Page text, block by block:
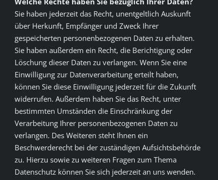
Sie haben jederzeit das Recht, unentgeltlich Auskunft
über Herkunft, Empfänger und Zweck Ihrer
gespeicherten personenbezogenen Daten zu erhalten.
Sie haben außerdem ein Recht, die Berichtigung oder
Löschung dieser Daten zu verlangen. Wenn Sie eine
Einwilligung zur Datenverarbeitung erteilt haben,
können Sie diese Einwilligung jederzeit für die Zukunft
widerrufen. Außerdem haben Sie das Recht, unter
bestimmten Umständen die Einschränkung der
Verarbeitung Ihrer personenbezogenen Daten zu
verlangen. Des Weiteren steht Ihnen ein
Beschwerderecht bei der zuständigen Aufsichtsbehörde
zu. Hierzu sowie zu weiteren Fragen zum Thema
Datenschutz können Sie sich jederzeit an uns wenden.